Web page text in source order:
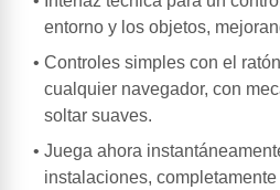
entorno y los objetos,
Controles simples con el
cualquier navegador, con
soltar suaves.
Juega ahora
instalaciones,